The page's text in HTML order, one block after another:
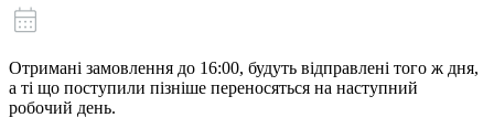
Отримані замовлення до 16:00, будуть відправлені того ж дня,
а ті що поступили пізніше переносяться на наступний
робочий день.